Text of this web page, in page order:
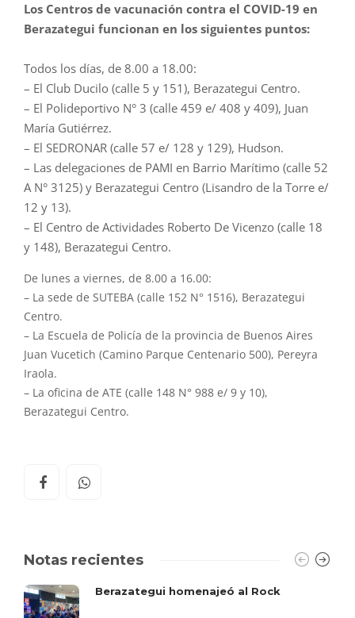
Los Centros de vacunación contra el COVID-19 en
Berazategui funcionan en los siguientes puntos:
Todos los días, de 8.00 a 18.00:
– El Club Ducilo (calle 5 y 151), Berazategui Centro.
– El Polideportivo N° 3 (calle 459 e/ 408 y 409), Juan
María Gutiérrez.
– El SEDRONAR (calle 57 e/ 128 y 129), Hudson.
– Las delegaciones de PAMI en Barrio Marítimo (calle 52
A N° 3125) y Berazategui Centro (Lisandro de la Torre e/
12 y 13).
– El Centro de Actividades Roberto De Vicenzo (calle 18
y 148), Berazategui Centro.
De lunes a viernes, de 8.00 a 16.00:
– La sede de SUTEBA (calle 152 N° 1516), Berazategui
Centro.
– La Escuela de Policía de la provincia de Buenos Aires
Juan Vucetich (Camino Parque Centenario 500), Pereyra
Iraola.
– La oficina de ATE (calle 148 N° 988 e/ 9 y 10),
Berazategui Centro.
Notas recientes
Berazategui homenajeó al Rock